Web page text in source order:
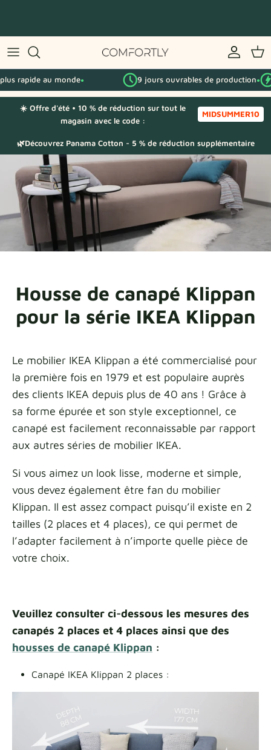
contenu
Par série IKEA
Par catégorie
Échantillons de tissu
Échantillons de tissu
Obtenez votre échantillon
rapide au monde● 9 jours ouvrables de production●
☀️ Offre d'été • 10 % de réduction sur tout le
magasin avec le code :
MIDSUMMER10
🌿Découvrez Panama Cotton - 5 % de réduction supplémentaire
Housse de canapé Klippan
pour la série IKEA Klippan
Le mobilier IKEA Klippan a été commercialisé pour
la première fois en 1979 et est populaire auprès
des clients IKEA depuis plus de 40 ans ! Grâce à
sa forme épurée et son style exceptionnel, ce
canapé est facilement reconnaissable par rapport
aux autres séries de mobilier IKEA.
Si vous aimez un look lisse, moderne et simple,
vous devez également être fan du mobilier
Klippan. Il est assez compact puisqu’il existe en 2
tailles (2 places et 4 places), ce qui permet de
l’adapter facilement à n’importe quelle pièce de
votre choix.
Veuillez consulter ci-dessous les mesures des
canapés 2 places et 4 places ainsi que des
housses de canapé Klippan :
Canapé IKEA Klippan 2 places :